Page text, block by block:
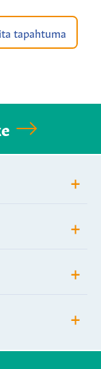
tapahtuma
+
+
+
+